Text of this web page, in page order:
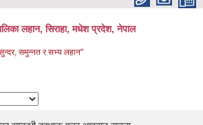
लहान, सिराहा, मधेश प्रदेश, नेपाल
समुन्नत र सभ्य लहान"